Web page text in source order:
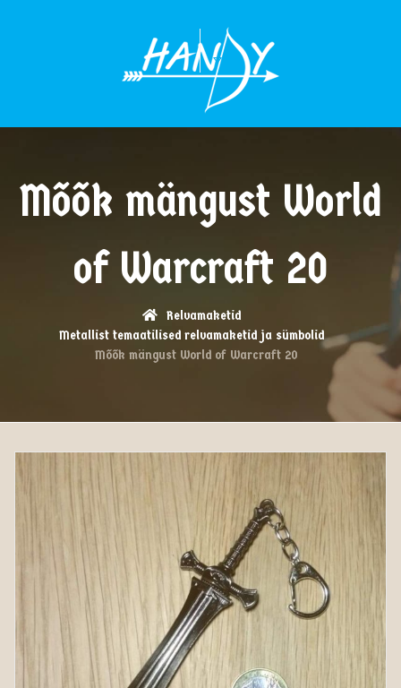
Mõõk mängust World
of Warcraft 20
Relvamaketid
Metallist temaatilised relvamaketid ja sümbolid
Mõõk mängust World of Warcraft 20